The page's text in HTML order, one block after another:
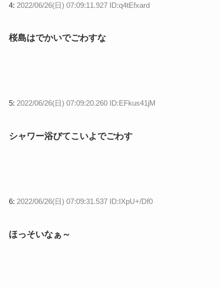
4: 2022/06/26(日) 07:09:11.927 ID:q4tEfxard
桜島はでかいでごわすな
5: 2022/06/26(日) 07:09:20.260 ID:EFkus41jM
シャワー浴びてこいよでごわす
6: 2022/06/26(日) 07:09:31.537 ID:IXpU+/Df0
ほっそいなぁ～